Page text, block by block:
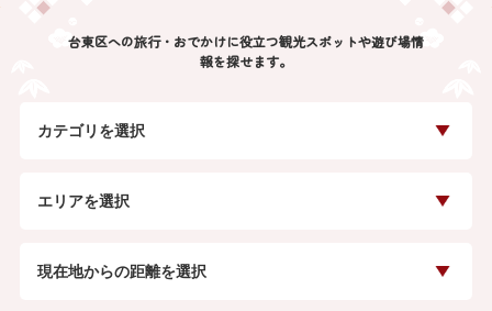
台東区への旅行・おでかけに役立つ観光スポットや遊び場情
報を探せます。
カテゴリを選択
エリアを選択
現在地からの距離を選択